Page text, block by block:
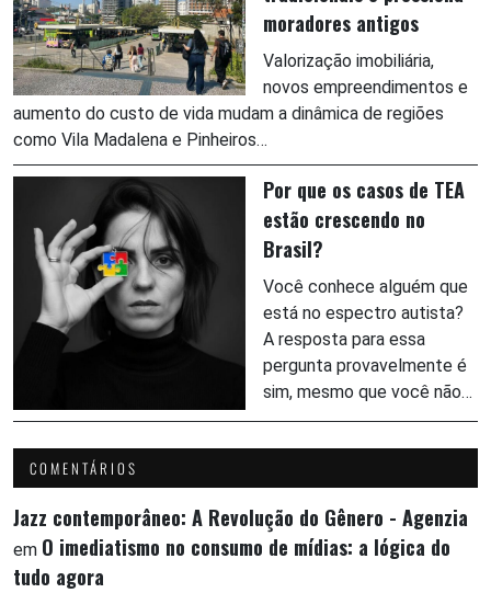
moradores antigos
Valorização imobiliária,
novos empreendimentos e
aumento do custo de vida mudam a dinâmica de regiões
como Vila Madalena e Pinheiros…
Por que os casos de TEA
estão crescendo no
Brasil?
Você conhece alguém que
está no espectro autista?
A resposta para essa
pergunta provavelmente é
sim, mesmo que você não…
COMENTÁRIOS
Jazz contemporâneo: A Revolução do Gênero - Agenzia
em O imediatismo no consumo de mídias: a lógica do
tudo agora